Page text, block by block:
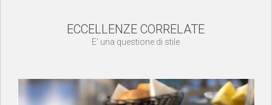
ECCELLENZE CORRELATE
E’ una questione di stile